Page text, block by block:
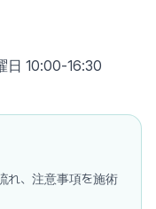
日 10:00-16:30
れ、注意事項を施術